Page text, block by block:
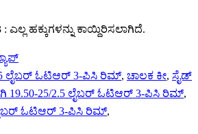
: ಎಲ್ಲ ಹಕ್ಕುಗಳನ್ನು ಕಾಯ್ದಿರಿಸಲಾಗಿದೆ.
ಲೈಬರ್ ಓಟಿಆರ್ 3-ಪಿಸಿ ರಿಮ್, ಚಾಲಕ ಕೀ, ಸೈಡ್
25/2.5 ಲೈಬರ್ ಓಟಿಆರ್ 3-ಪಿಸಿ ರಿಮ್,
ಲೈಬರ್ ಓಟಿಆರ್ 3-ಪಿಸಿ ರಿಮ್,